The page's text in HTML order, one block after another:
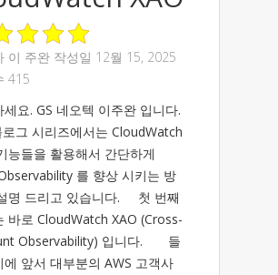
이 주완 작성일 12월 15, 2025
415
세요. GS 네오텍 이주완 입니다.
로그 시리즈에서는 CloudWatch
능들을 활용해서 간단하게
를 향상 시키는 방
명 드리고 있습니다. 첫 번째
바로 CloudWatch XAO (Cross-
Observability) 입니다. 들
에 앞서 대부분의 AWS 고객사